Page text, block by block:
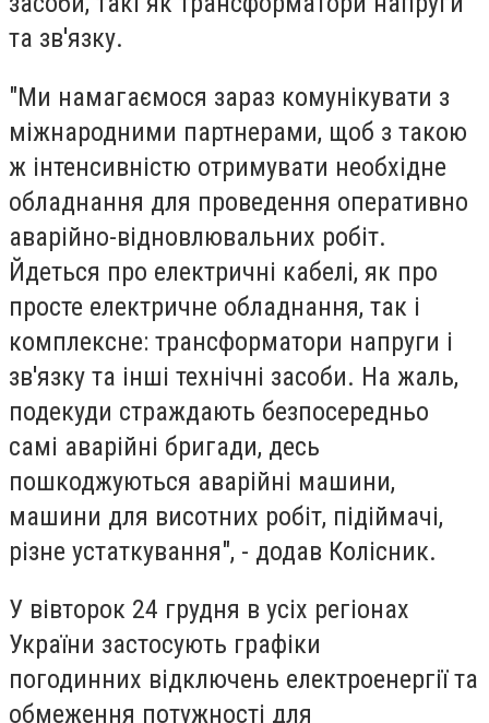
та зв'язку.
"Ми намагаємося зараз комунікувати з
міжнародними партнерами, щоб з такою
ж інтенсивністю отримувати необхідне
обладнання для проведення оперативно
аварійно-відновлювальних робіт.
Йдеться про електричні кабелі, як про
просте електричне обладнання, так і
комплексне: трансформатори напруги і
зв'язку та інші технічні засоби. На жаль,
подекуди страждають безпосередньо
самі аварійні бригади, десь
пошкоджуються аварійні машини,
машини для висотних робіт, підіймачі,
різне устаткування", - додав Колісник.
У вівторок 24 грудня в усіх регіонах
України застосують графіки
погодинних відключень електроенергії та
обмеження потужності для